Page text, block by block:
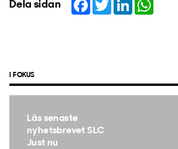
Dela sidan
I FOKUS
Läs senaste
nyhetsbrevet SLC
Just nu